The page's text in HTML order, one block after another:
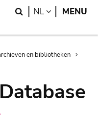
Search
NL LANGUAGE
MENU
en bibliotheken